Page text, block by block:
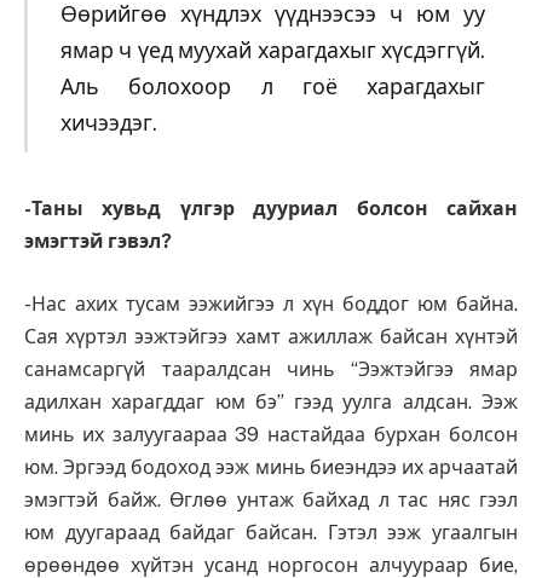
Өөрийгөө хүндлэх үүднээсээ ч юм уу
ямар ч үед муухай харагдахыг хүсдэггүй.
Аль болохоор л гоё харагдахыг
хичээдэг.
-Таны хувьд үлгэр дууриал болсон сайхан
эмэгтэй гэвэл?
-Нас ахих тусам ээжийгээ л хүн боддог юм байна.
Сая хүртэл ээжтэйгээ хамт ажиллаж байсан хүнтэй
санамсаргүй тааралдсан чинь “Ээжтэйгээ ямар
адилхан харагддаг юм бэ” гээд уулга алдсан. Ээж
минь их залуугаараа 39 настайдаа бурхан болсон
юм. Эргээд бодоход ээж минь биеэндээ их арчаатай
эмэгтэй байж. Өглөө унтаж байхад л тас няс гээл
юм дуугараад байдаг байсан. Гэтэл ээж угаалгын
өрөөндөө хүйтэн усанд норгосон алчуураар бие,